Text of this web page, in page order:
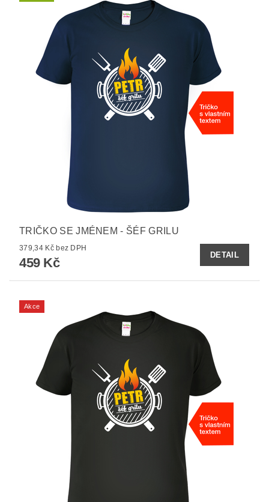
TRIČKO SE JMÉNEM - ŠÉF GRILU
379,34 Kč bez DPH
459 Kč
DETAIL
Akce